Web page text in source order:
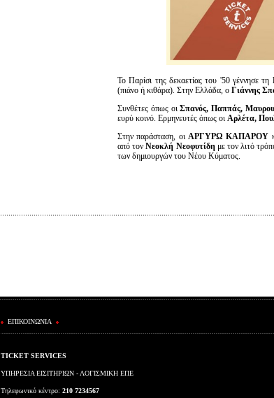
Το Παρίσι της δεκαετίας του '50 γέννησε τη
(πιάνο ή κιθάρα). Στην Ελλάδα, ο Γιάννης
Συνθέτες όπως οιΣπανός, Παππάς,
ευρύ κοινό. Ερμηνευτές όπως οι Αρλέτα,
Στην παράσταση, οι ΑΡΓΥΡΩ ΚΑΠΑΡΟΥ
από τονΝεοκλή Νεοφυτίδημε τον λιτό
των δημιουργών του Νέου Κύματος.
ΕΠΙΚΟΙΝΩΝΙΑ
TICKET SERVICES
ΥΠΗΡΕΣΙΑ ΕΙΣΙΤΗΡΙΩΝ - ΛΟΓΙΣΜΙΚΗ ΕΠΕ
Τηλεφωνικό κέντρο: 210 7234567